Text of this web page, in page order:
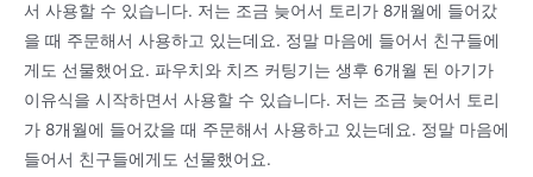
서 사용할 수 있습니다. 저는 조금 늦어서 토리가 8개월에 들어갔
을 때 주문해서 사용하고 있는데요. 정말 마음에 들어서 친구들에
게도 선물했어요. 파우치와 치즈 커팅기는 생후 6개월 된 아기가
이유식을 시작하면서 사용할 수 있습니다. 저는 조금 늦어서 토리
가 8개월에 들어갔을 때 주문해서 사용하고 있는데요. 정말 마음에
들어서 친구들에게도 선물했어요.